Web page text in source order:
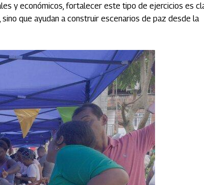
y económicos, fortalecer este tipo de ejercicios es
que ayudan a construir escenarios de paz desde la